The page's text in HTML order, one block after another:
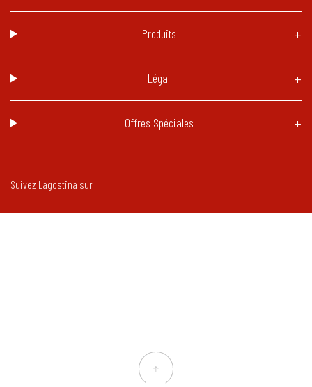
Produits
Légal
Offres Spéciales
Suivez Lagostina sur